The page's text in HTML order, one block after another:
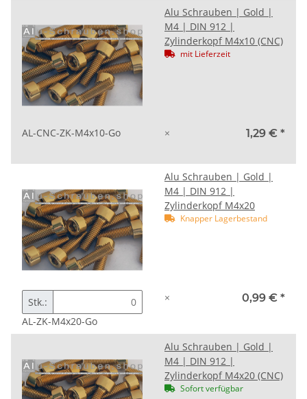
Alu Schrauben | Gold |
M4 | DIN 912 |
Zylinderkopf M4x10 (CNC)
mit Lieferzeit
AL-CNC-ZK-M4x10-Go × 1,29 € *
Alu Schrauben | Gold |
M4 | DIN 912 |
Zylinderkopf M4x20
Knapper Lagerbestand
Stk.:
AL-ZK-M4x20-Go
× 0,99 € *
Alu Schrauben | Gold |
M4 | DIN 912 |
Zylinderkopf M4x20 (CNC)
Sofort verfügbar